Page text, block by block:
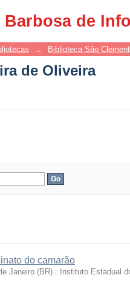
de
de Oliveira
→ Biblioteca São
de Oliveira
do camarão
Janeiro (BR) : Instituto Estadual